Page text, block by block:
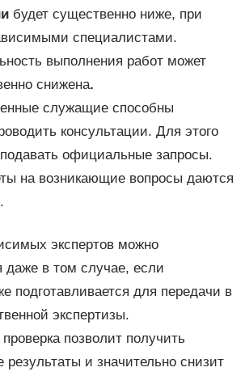
будет существенно ниже, при
специалистами.
выполнения работ может
снижена.
служащие способны
консультации. Для этого
подавать официальные запросы.
на возникающие вопросы даются
экспертов можно
даже в том случае, если
подготавливается для передачи в
экспертизы.
позволит получить
результаты и значительно снизит